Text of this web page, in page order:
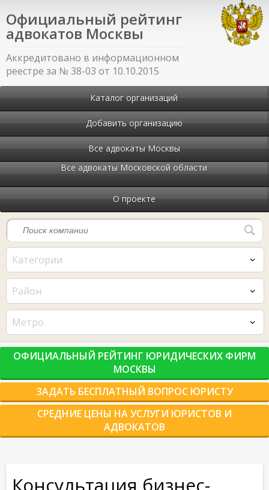
Официальный рейтинг
адвокатов Москвы
Аккредитовано в информационном
реестре за № 38-03 от 10.10.2015
Каталог организаций
Добавить организацию
Все адвокаты Москвы
Все адвокаты Московской области
О проекте
Категории
Район
Метро
ОФИЦИАЛЬНЫЙ РЕЙТИНГ ЮРИДИЧЕСКИХ ФИРМ
МОСКВЫ
ЗАДАТЬ БЕСПЛАТНЫЙ ВОПРОС ЮРИСТУ
СРЕДНИЕ ЦЕНЫ НА УСЛУГИ ЮРИСТОВ И
АДВОКАТОВ
Консультация бизнес-